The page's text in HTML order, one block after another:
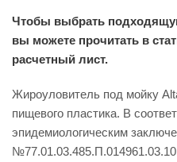
Чтобы выбрать
вы можете прочитать в
расчетный лист.
Жироуловитель под мойку
пищевого пластика. В
эпидемиологическим
№77.01.03.485.П.014961.03.10